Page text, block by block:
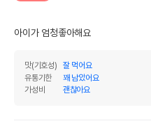
아이가 엄청좋아해요
맛(기호성)
잘 먹어요
유통기한
꽤 남았어요
가성비
괜찮아요